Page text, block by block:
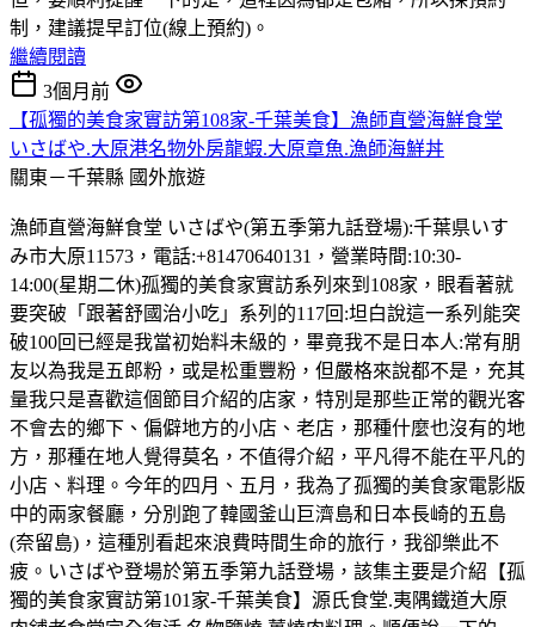
制，建議提早訂位(線上預約)。
繼續閱讀
3個月前
【孤獨的美食家實訪第108家-千葉美食】漁師直營海鮮食堂
いさばや.大原港名物外房龍蝦.大原章魚.漁師海鮮丼
關東－千葉縣 國外旅遊
漁師直營海鮮食堂 いさばや(第五季第九話登場):千葉県いす
み市大原11573，電話:+81470640131，營業時間:10:30-
14:00(星期二休)孤獨的美食家實訪系列來到108家，眼看著就
要突破「跟著舒國治小吃」系列的117回:坦白說這一系列能突
破100回已經是我當初始料未級的，畢竟我不是日本人:常有朋
友以為我是五郎粉，或是松重豐粉，但嚴格來說都不是，充其
量我只是喜歡這個節目介紹的店家，特別是那些正常的觀光客
不會去的鄉下、偏僻地方的小店、老店，那種什麼也沒有的地
方，那種在地人覺得莫名，不值得介紹，平凡得不能在平凡的
小店、料理。今年的四月、五月，我為了孤獨的美食家電影版
中的兩家餐廳，分別跑了韓國釜山巨濟島和日本長崎的五島
(奈留島)，這種別看起來浪費時間生命的旅行，我卻樂此不
疲。いさばや登場於第五季第九話登場，該集主要是介紹【孤
獨的美食家實訪第101家-千葉美食】源氏食堂.夷隅鐵道大原